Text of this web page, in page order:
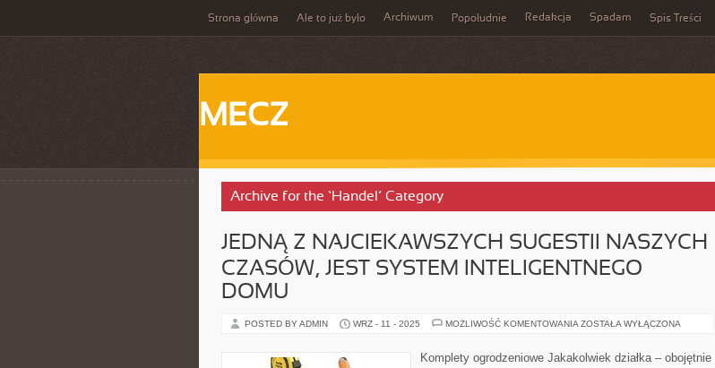
Strona główna Ale to już było Archiwum Popołudnie Redakcja Spadam Spis Treści
MECZ
Archive for the ‘Handel’ Category
JEDNĄ Z NAJCIEKAWSZYCH SUGESTII NASZYCH
CZASÓW, JEST SYSTEM INTELIGENTNEGO
DOMU
POSTED BY ADMIN WRZ - 11 - 2025 MOŻLIWOŚĆ KOMENTOWANIA JEDNĄ
SUGESTII
NASZYCH
ZOSTAŁA WYŁĄCZONA
Komplety ogrodzeniowe Jakakolwiek działka – obojętnie